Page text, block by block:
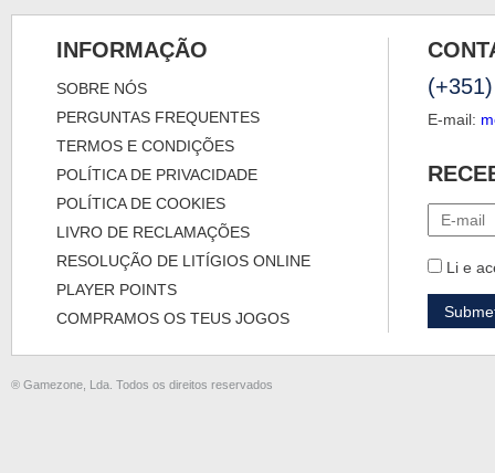
INFORMAÇÃO
SOBRE NÓS
PERGUNTAS FREQUENTES
TERMOS E CONDIÇÕES
POLÍTICA DE PRIVACIDADE
POLÍTICA DE COOKIES
LIVRO DE RECLAMAÇÕES
RESOLUÇÃO DE LITÍGIOS ONLINE
PLAYER POINTS
COMPRAMOS OS TEUS JOGOS
E-mail:
Li e
® Gamezone, Lda. Todos os direitos reservados